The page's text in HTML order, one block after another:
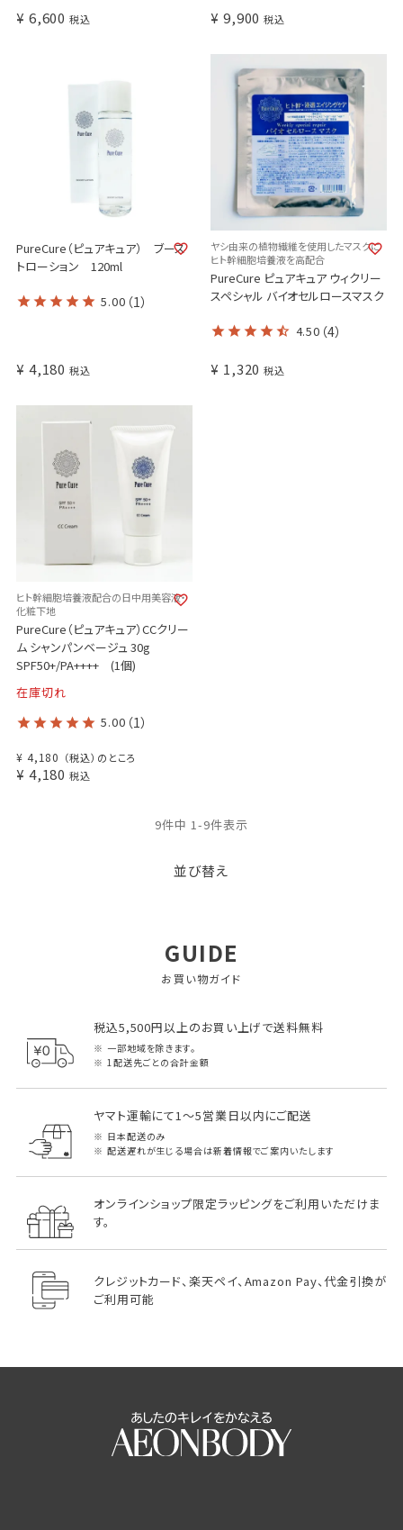
¥ 6,600 税込 ¥ 9,900 税込
PureCure（ピュアキュア） ブース
トローション 120ml
5.00 （1）
¥ 4,180 税込
ヤシ由来の植物繊維を使用したマスクに
ヒト幹細胞培養液を高配合
PureCure ピュアキュア ウィクリー
スペシャル バイオセルロースマスク
4.50 （4）
¥ 1,320 税込
ヒト幹細胞培養液配合の日中用美容液・
化粧下地
PureCure（ピュアキュア）CCクリー
ム シャンパンベージュ 30g
SPF50+/PA++++ (1個)
在庫切れ
5.00 （1）
¥ 4,180 （税込）のところ
¥ 4,180 税込
並び替え
9件中 1-9件表示
GUIDE
お買い物ガイド
税込5,500円以上のお買い上げで送料無料
一部地域を除きます。
1配送先ごとの合計金額
ヤマト運輸にて1～5営業日以内にご配送
日本配送のみ
配送遅れが生じる場合は新着情報でご案内いたします
オンラインショップ限定ラッピングをご利用いただけま
す。
クレジットカード、楽天ペイ、Amazon Pay、代金引換が
ご利用可能